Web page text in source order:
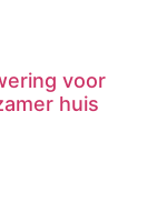
voor
huis